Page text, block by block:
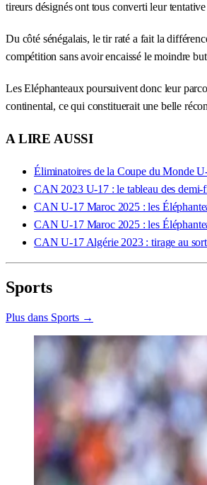
tireurs désignés ont tous converti leur
Du côté sénégalais, le tir raté a fait la
compétition sans avoir encaissé le moindre
Les Eléphanteaux poursuivent donc leur
continental, ce qui constituerait une belle
A LIRE AUSSI
Éliminatoires de la Coupe du Monde
CAN 2023 U-17 : le tableau des demi-
CAN U-17 Maroc 2025 : les
CAN U-17 Maroc 2025 : les
CAN U-17 Algérie 2023 : tirage au
Sports
Plus dans Sports →